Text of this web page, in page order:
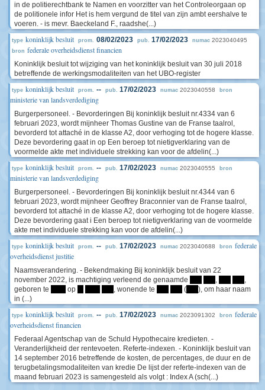
in de politierechtbank te Namen en voorzitter van het Controleorgaan op
de politionele infor Het is hem vergund de titel van zijn ambt eershalve te
voeren. - is mevr. Baeckeland F., raadshe(...)
type koninklijk besluit prom. 08/02/2023 pub. 17/02/2023 numac 2023040495
bron federale overheidsdienst financien
Koninklijk besluit tot wijziging van het koninklijk besluit van 30 juli 2018
betreffende de werkingsmodaliteiten van het UBO-register
type koninklijk besluit prom. -- pub. 17/02/2023 numac 2023040558 bron
ministerie van landsverdediging
Burgerpersoneel. - Bevorderingen Bij koninklijk besluit nr.4334 van 6
februari 2023, wordt mijnheer Thomas Gustine van de Franse taalrol,
bevorderd tot attaché in de klasse A2, door verhoging tot de hogere klasse.
Deze bevordering gaat in op Een beroep tot nietigverklaring van de
voormelde akte met individuele strekking kan voor de afdelin(...)
type koninklijk besluit prom. -- pub. 17/02/2023 numac 2023040555 bron
ministerie van landsverdediging
Burgerpersoneel. - Bevorderingen Bij koninklijk besluit nr.4344 van 6
februari 2023, wordt mijnheer Geoffrey Braconnier van de Franse taalrol,
bevorderd tot attaché in de klasse A2, door verhoging tot de hogere klasse.
Deze bevordering gaat i Een beroep tot nietigverklaring van de voormelde
akte met individuele strekking kan voor de afdelin(...)
type koninklijk besluit prom. -- pub. 17/02/2023 numac 2023040688 bron federale
overheidsdienst justitie
Naamsverandering. - Bekendmaking Bij koninklijk besluit van 22
november 2022, is machtiging verleend de genaamde
,
,
geboren te
op , wonende te (
), om haar naam
in (...)
type koninklijk besluit prom. -- pub. 17/02/2023 numac 2023091302 bron federale
overheidsdienst financien
Federaal Agentschap van de Schuld Hypothecaire kredieten. -
Veranderlijkheid der rentevoeten. Referte-indexen. - Koninklijk besluit van
14 september 2016 betreffende de kosten, de percentages, de duur en de
terugbetalingsmodaliteiten van kredie De lijst der referte-indexen van de
maand februari 2023 is samengesteld als volgt : Index A (sch(...)